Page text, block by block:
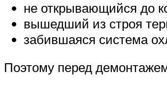
не открывающийся до
вышедший из строя
забившаяся система
Поэтому перед